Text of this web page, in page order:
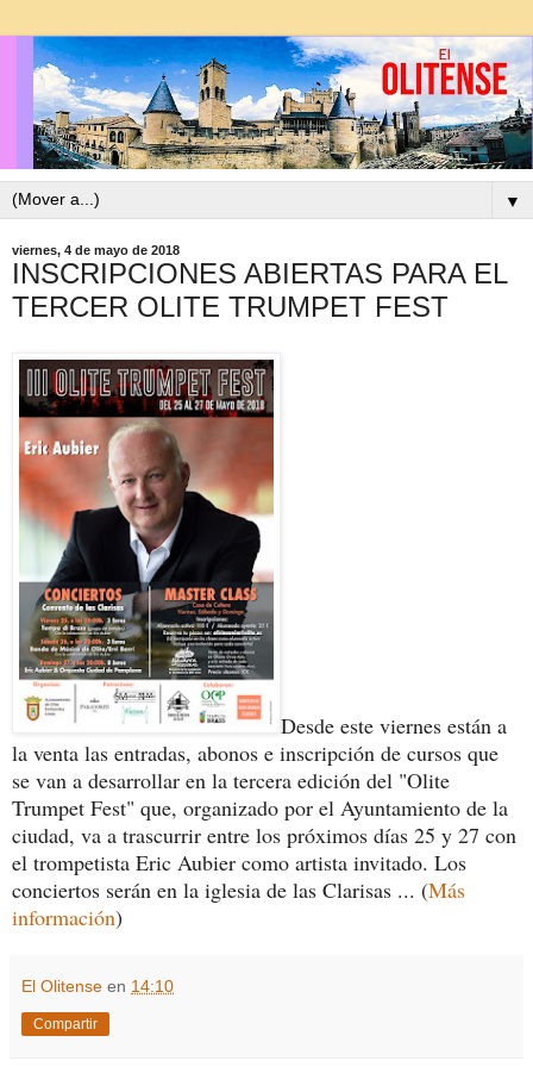
▼
viernes, 4 de mayo de 2018
INSCRIPCIONES ABIERTAS PARA EL
TERCER OLITE TRUMPET FEST
Desde este viernes están a
la venta las entradas, abonos e inscripción de cursos que
se van a desarrollar en la tercera edición del "Olite
Trumpet Fest" que, organizado por el Ayuntamiento de la
ciudad, va a trascurrir entre los próximos días 25 y 27 con
el trompetista Eric Aubier como artista invitado. Los
conciertos serán en la iglesia de las Clarisas ... (Más
información)
El Olitense en 14:10
Compartir